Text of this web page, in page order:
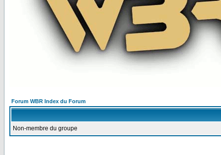
Forum WBR Index du Forum
Non-membre du groupe